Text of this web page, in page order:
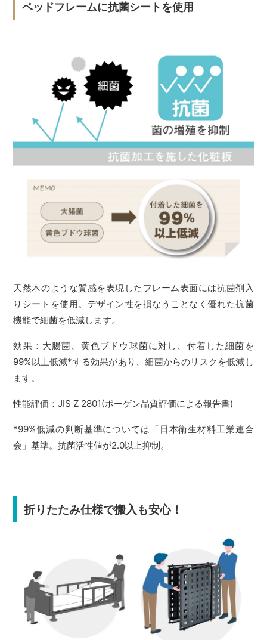
ベッドフレームに抗菌シートを使用
天然木のような質感を表現したフレーム表面には抗菌剤入
りシートを使用。デザイン性を損なうことなく優れた抗菌
機能で細菌を低減します。
効果：大腸菌、黄色ブドウ球菌に対し、付着した細菌を
99%以上低減*する効果があり、細菌からのリスクを低減し
ます。
性能評価：JIS Z 2801(ボーゲン品質評価による報告書)
*99%低減の判断基準については「日本衛生材料工業連合
会」基準。抗菌活性値が2.0以上抑制。
折りたたみ仕様で搬入も安心！